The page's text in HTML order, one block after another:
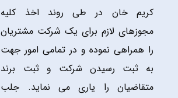
کریم خان در طی روند اخذ کلیه
مجوزهای لازم برای یک شرکت مشتریان
را همراهی نموده و در تمامی امور جهت
به ثبت رسیدن شرکت و ثبت برند
متقاضیان را یاری می نماید. جلب